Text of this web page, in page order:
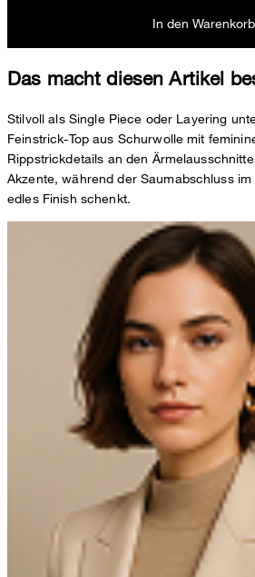
In den Warenkorb
Das macht diesen Artikel
Stilvoll als Single Piece oder Layering
Feinstrick-Top aus Schurwolle mit
Rippstrickdetails an den
Akzente, während der Saumabschluss
edles Finish schenkt.